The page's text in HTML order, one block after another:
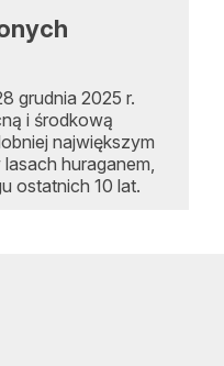
grudnia 2025 r.
i środkową
największym
huraganem,
ostatnich 10 lat.